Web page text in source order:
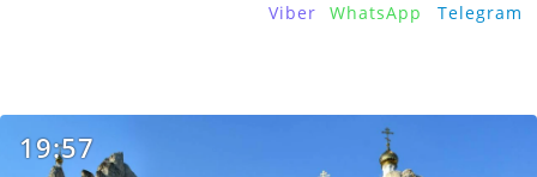
Viber WhatsApp Telegram
19:57